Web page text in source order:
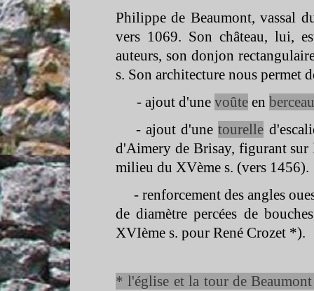
Philippe de Beaumont, vassal
vers 1069. Son château, lui,
auteurs, son donjon
s. Son architecture nous permet
- ajout d'une voûte en berceau
-ajout d'unetourelle
d'Aimery de Brisay, figurant
milieu du XVème s. (vers 1456).
-renforcement des angles
de diamètre percées de
XVIème s. pour René Crozet *).
* l'église et la tour de